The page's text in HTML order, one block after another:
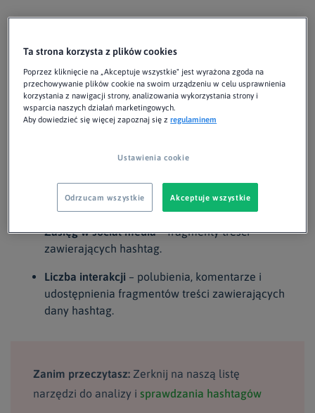
swojej niszy
jesteś na bieżąco z tym, co jest istotne dla
Istnieją co najmniej 3 metryki hashtagów, które możesz
śledzić w kontekście KPI (Kluczowych Wskaźników
Liczba wzmianek z użyciem hashtagu– ile razy
hashtag był używany.
Zasięg w social media– fragmenty treści
zawierających hashtag.
Liczba interakcji – polubienia, komentarze i
udostępnienia fragmentów treści zawierających
dany hashtag.
Zanim przeczytasz: Zerknij na naszą listę
narzędzi do analizy i sprawdzania hashtagów
Ta strona korzysta z plików cookies
Poprzez kliknięcie na „Akceptuje wszystkie" jest wyrażona zgoda na
przechowywanie plików cookie na swoim urządzeniu w celu usprawnienia
korzystania z nawigacji strony, analizowania wykorzystania strony i
wsparcia naszych działań marketingowych.
Aby dowiedzieć się więcej zapoznaj się zregulaminem
Ustawienia cookie
Odrzucam wszystkie Akceptuje wszystkie